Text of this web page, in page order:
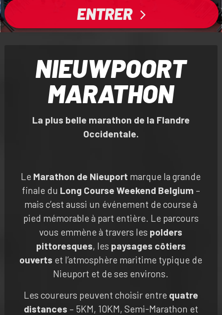
ENTRER
NIEUWPOORT
MARATHON
La plus belle marathon de la Flandre
Occidentale.
Le Marathon de Nieuport marque la grande
finale du Long Course Weekend Belgium –
mais c’est aussi un événement de course à
pied mémorable à part entière. Le parcours
vous emmène à travers les polders
pittoresques, les paysages côtiers
ouverts et l’atmosphère maritime typique de
Nieuport et de ses environs.
Les coureurs peuvent choisir entre quatre
distances – 5KM, 10KM, Semi-Marathon et